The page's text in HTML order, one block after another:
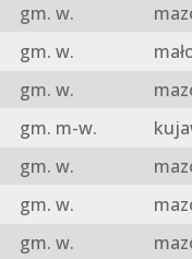
gm. w.
gm. w.
gm. w.
gm. m-w.
gm. w.
gm. w.
gm. w.